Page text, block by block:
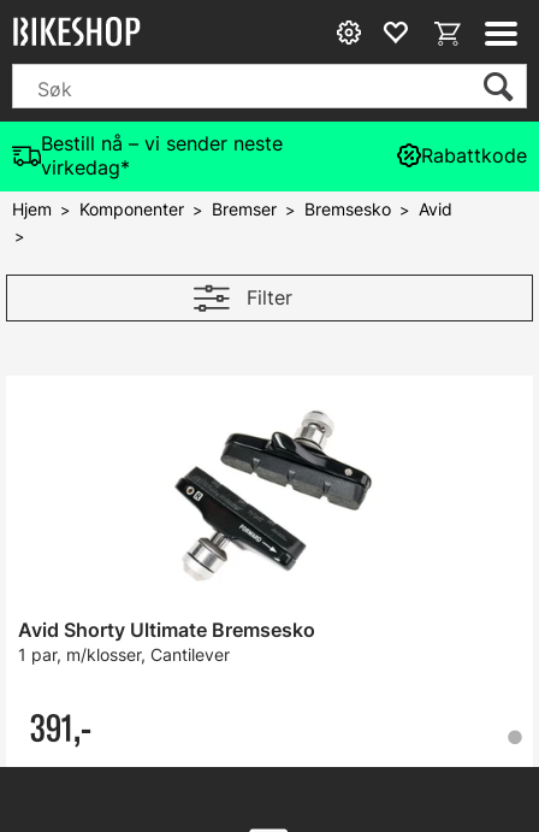
Bestill nå – vi sender neste
virkedag*
Rabattkode
Hjem > Komponenter> Bremser> Bremsesko>Avid
>
Filter
Avid Shorty Ultimate Bremsesko
1 par, m/klosser, Cantilever
391,-